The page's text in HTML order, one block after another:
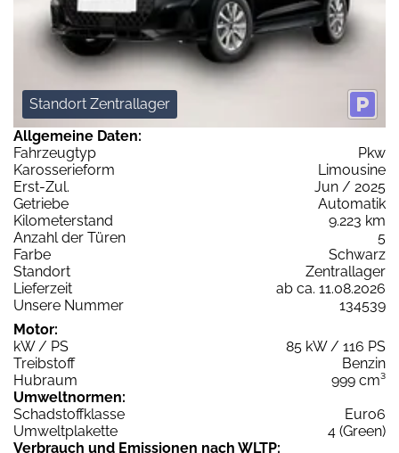
Standort Zentrallager
Allgemeine Daten:
Fahrzeugtyp
Pkw
Karosserieform
Limousine
Erst-Zul.
Jun / 2025
Getriebe
Automatik
Kilometerstand
9.223 km
Anzahl der Türen
5
Farbe
Schwarz
Standort
Zentrallager
Lieferzeit
ab ca. 11.08.2026
Unsere Nummer
134539
Motor:
kW / PS
85 kW / 116 PS
Treibstoff
Benzin
Hubraum
999 cm³
Umweltnormen:
Schadstoffklasse
Euro6
Umweltplakette
4 (Green)
Verbrauch und Emissionen nach WLTP: